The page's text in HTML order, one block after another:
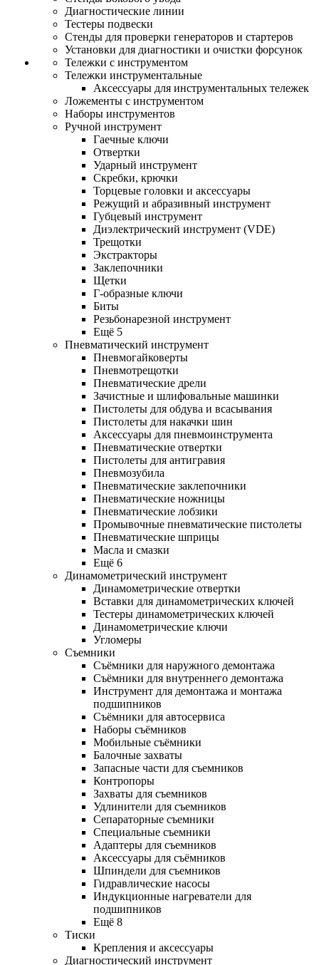
Диагностические линии
Тестеры подвески
Стенды для проверки генераторов и стартеров
Установки для диагностики и очистки форсунок
Тележки с инструментом
Тележки инструментальные
Аксессуары для инструментальных тележек
Ложементы с инструментом
Наборы инструментов
Ручной инструмент
Гаечные ключи
Отвертки
Ударный инструмент
Скребки, крючки
Торцевые головки и аксессуары
Режущий и абразивный инструмент
Губцевый инструмент
Диэлектрический инструмент (VDE)
Трещотки
Экстракторы
Заклепочники
Щетки
Г-образные ключи
Биты
Резьбонарезной инструмент
Ещё 5
Пневматический инструмент
Пневмогайковерты
Пневмотрещотки
Пневматические дрели
Зачистные и шлифовальные машинки
Пистолеты для обдува и всасывания
Пистолеты для накачки шин
Аксессуары для пневмоинструмента
Пневматические отвертки
Пистолеты для антигравия
Пневмозубила
Пневматические заклепочники
Пневматические ножницы
Пневматические лобзики
Промывочные пневматические пистолеты
Пневматические шприцы
Масла и смазки
Ещё 6
Динамометрический инструмент
Динамометрические отвертки
Вставки для динамометрических ключей
Тестеры динамометрических ключей
Динамометрические ключи
Угломеры
Съемники
Съёмники для наружного демонтажа
Съёмники для внутреннего демонтажа
Инструмент для демонтажа и монтажа
подшипников
Съёмники для автосервиса
Наборы съёмников
Мобильные съёмники
Балочные захваты
Запасные части для съемников
Контропоры
Захваты для съемников
Удлинители для съемников
Сепараторные съемники
Специальные съемники
Адаптеры для съемников
Аксессуары для съёмников
Шпиндели для съемников
Гидравлические насосы
Индукционные нагреватели для
подшипников
Ещё 8
Тиски
Крепления и аксессуары
Диагностический инструмент